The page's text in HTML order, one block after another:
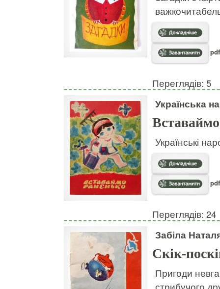
Переглядів: 5
Українська
Українські
Переглядів: 24
Забіла
Скік-
Пригоди